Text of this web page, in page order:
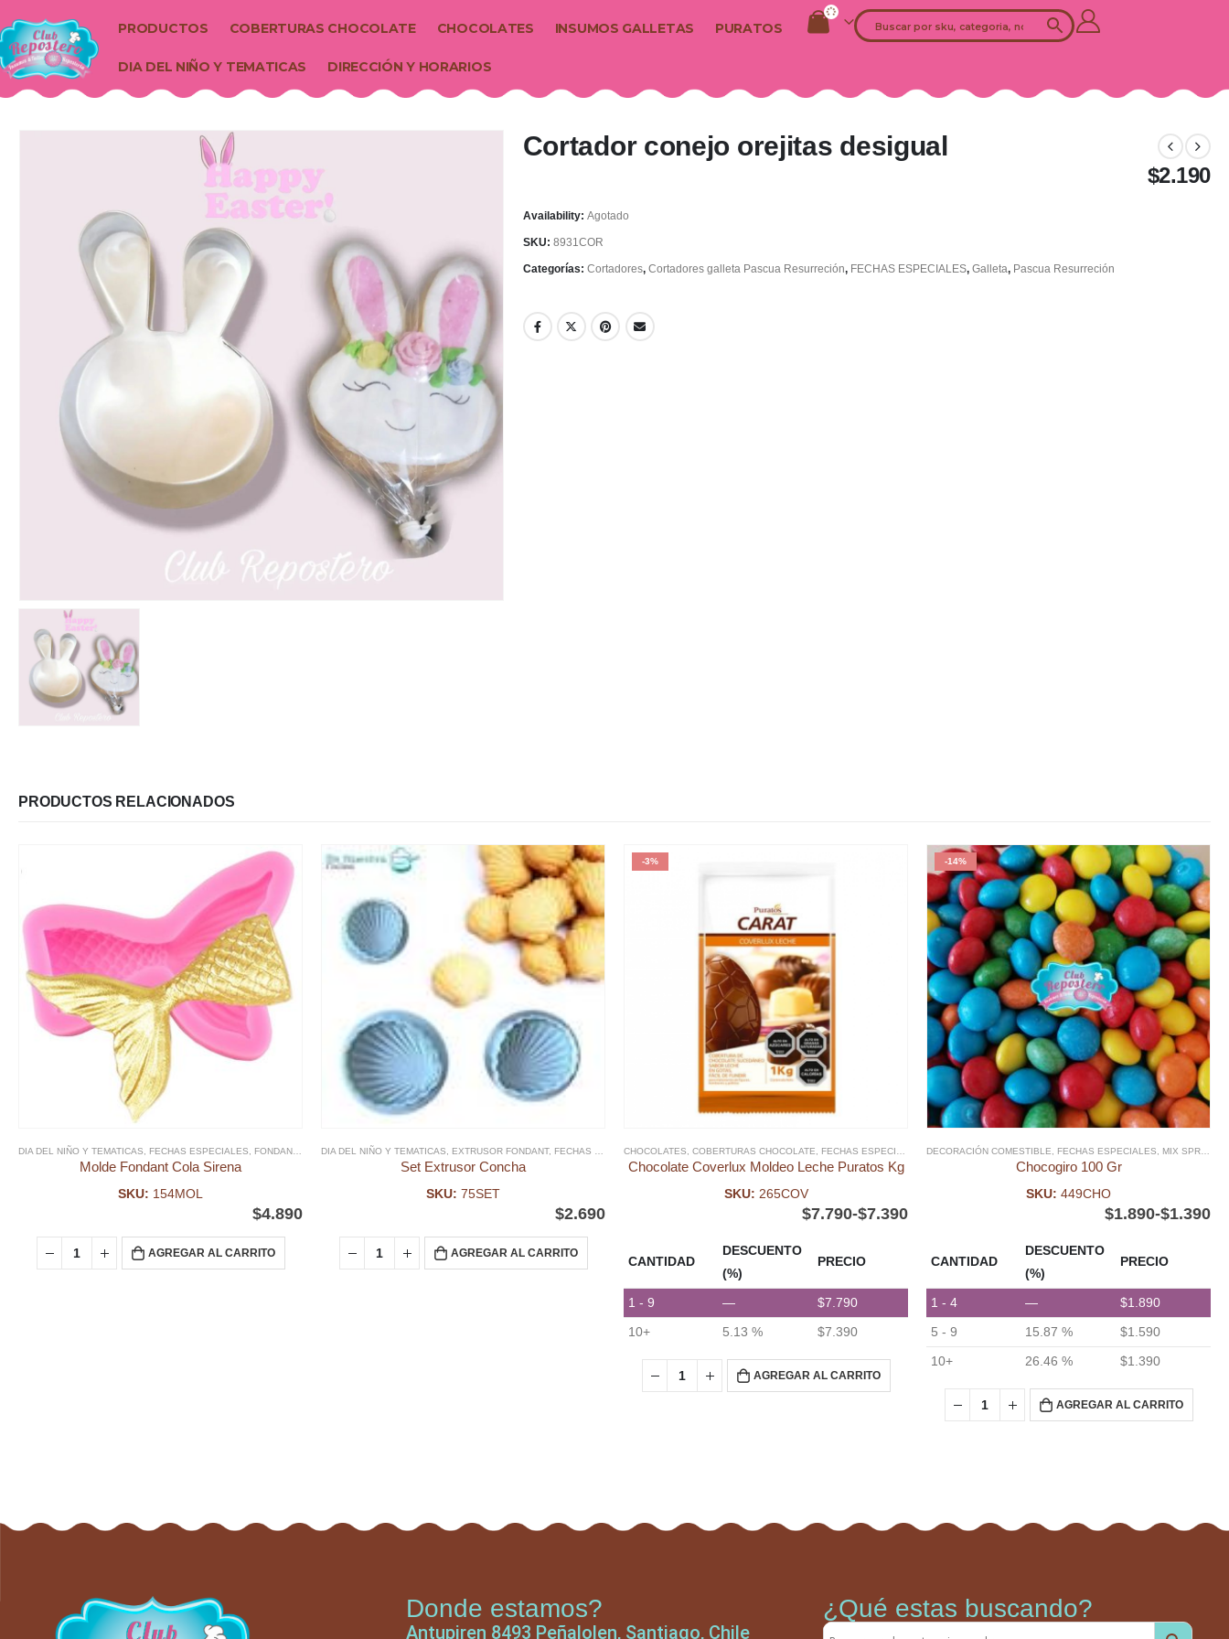
PRODUCTOS COBERTURAS CHOCOLATE CHOCOLATES INSUMOS GALLETAS PURATOS
DIA DEL NIÑO Y TEMATICAS DIRECCIÓN Y HORARIOS
Cortador conejo orejitas desigual
$2.190
Availability: Agotado
SKU: 8931COR
Categorías: Cortadores, Cortadores galleta Pascua Resurreción, FECHAS ESPECIALES, Galleta, Pascua Resurreción
PRODUCTOS RELACIONADOS
DIA DEL NIÑO Y TEMATICAS, FECHAS ESPECIALES, FONDANT , MOLDE FONDANT,SIRENAS Y MAR
Molde Fondant Cola Sirena
SKU: 154MOL
$4.890
AGREGAR AL CARRITO
DIA DEL NIÑO Y TEMATICAS, EXTRUSOR FONDANT, FECHAS ESPECIALES ,FONDANT,SIRENAS Y MAR
Set Extrusor Concha
SKU: 75SET
$2.690
AGREGAR AL CARRITO
-3%
CHOCOLATES, COBERTURAS CHOCOLATE, FECHAS ESPECIALES PASCUA RESURRECIÓN,PURATOS
Chocolate Coverlux Moldeo Leche Puratos Kg
SKU: 265COV
$7.390
-
$7.790
CANTIDAD
DESCUENTO
(%)
PRECIO
1 - 9 — $7.790
10+
5.13 % $7.390
AGREGAR AL CARRITO
-14%
DECORACIÓN COMESTIBLE, FECHAS ESPECIALES, MIX SPRINKLES
Chocogiro 100 Gr
SKU: 449CHO
$1.390
-
$1.890
CANTIDAD
DESCUENTO
(%)
PRECIO
1 - 4 — $1.890
5 - 9
15.87 % $1.590
10+
26.46 % $1.390
AGREGAR AL CARRITO
Donde estamos?
Antupiren 8493 Peñalolen, Santiago, Chile
¿Qué estas buscando?